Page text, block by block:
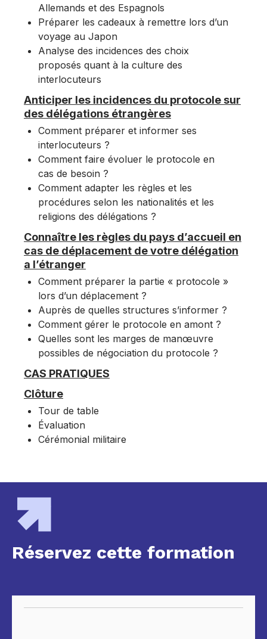
Allemands et des Espagnols
Préparer les cadeaux à remettre lors d’un
voyage au Japon
Analyse des incidences des choix
proposés quant à la culture des
interlocuteurs
Anticiper les incidences du protocole sur
des délégations étrangères
Comment préparer et informer ses
interlocuteurs ?
Comment faire évoluer le protocole en
cas de besoin ?
Comment adapter les règles et les
procédures selon les nationalités et les
religions des délégations ?
Connaître les règles du pays d’accueil en
cas de déplacement de votre délégation
a l’étranger
Comment préparer la partie « protocole »
lors d’un déplacement ?
Auprès de quelles structures s’informer ?
Comment gérer le protocole en amont ?
Quelles sont les marges de manœuvre
possibles de négociation du protocole ?
CAS PRATIQUES
Clôture
Tour de table
Évaluation
Cérémonial militaire
Réservez cette formation